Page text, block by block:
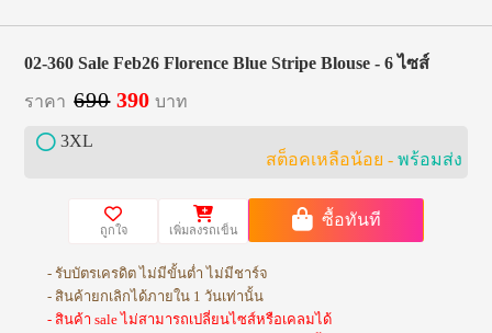
02-360 Sale Feb26 Florence Blue Stripe Blouse - 6 ไซส์
ราคา 690 390บาท
3XL
สต็อคเหลือน้อย - พร้อมส่ง
ถูกใจ เพิ่มลงรถเข็น
ซื้อทันที
- รับบัตรเครดิต ไม่มีขั้นต่ำ ไม่มีชาร์จ
- สินค้ายกเลิกได้ภายใน 1 วันเท่านั้น
- สินค้า sale ไม่สามารถเปลี่ยนไซส์หรือเคลมได้